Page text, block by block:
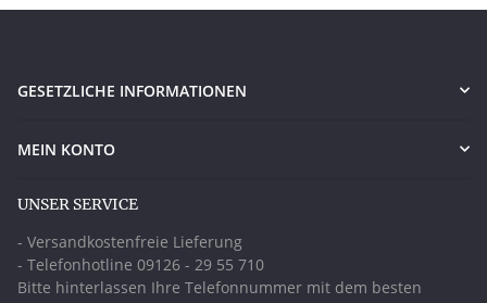
GESETZLICHE INFORMATIONEN
MEIN KONTO
UNSER SERVICE
- Versandkostenfreie Lieferung
- Telefonhotline 09126 - 29 55 710
Bitte hinterlassen Ihre Telefonnummer mit dem besten